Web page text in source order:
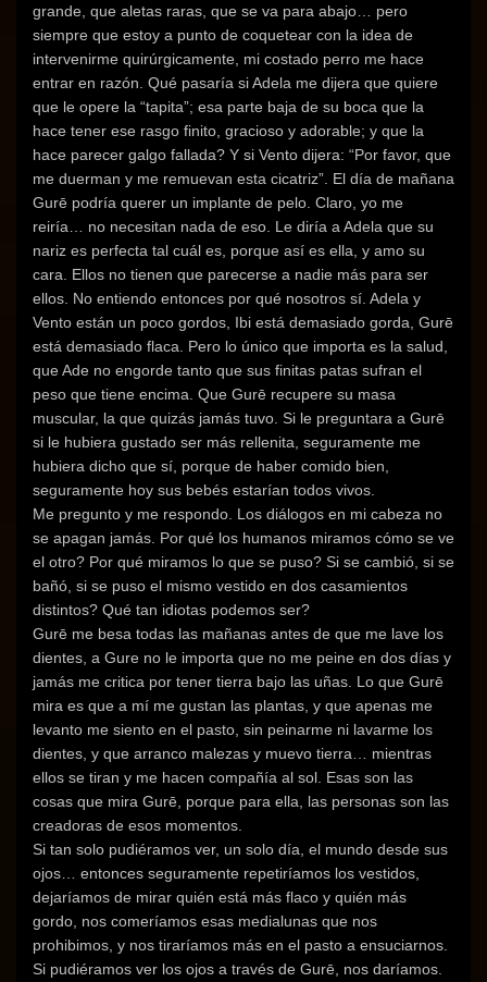
grande, que aletas raras, que se va para abajo… pero
siempre que estoy a punto de coquetear con la idea de
intervenirme quirúrgicamente, mi costado perro me hace
entrar en razón. Qué pasaría si Adela me dijera que quiere
que le opere la “tapita”; esa parte baja de su boca que la
hace tener ese rasgo finito, gracioso y adorable; y que la
hace parecer galgo fallada? Y si Vento dijera: “Por favor, que
me duerman y me remuevan esta cicatriz”. El día de mañana
Gurē podría querer un implante de pelo. Claro, yo me
reiría… no necesitan nada de eso. Le diría a Adela que su
nariz es perfecta tal cuál es, porque así es ella, y amo su
cara. Ellos no tienen que parecerse a nadie más para ser
ellos. No entiendo entonces por qué nosotros sí. Adela y
Vento están un poco gordos, Ibi está demasiado gorda, Gurē
está demasiado flaca. Pero lo único que importa es la salud,
que Ade no engorde tanto que sus finitas patas sufran el
peso que tiene encima. Que Gurē recupere su masa
muscular, la que quizás jamás tuvo. Si le preguntara a Gurē
si le hubiera gustado ser más rellenita, seguramente me
hubiera dicho que sí, porque de haber comido bien,
seguramente hoy sus bebés estarían todos vivos.
Me pregunto y me respondo. Los diálogos en mi cabeza no
se apagan jamás. Por qué los humanos miramos cómo se ve
el otro? Por qué miramos lo que se puso? Si se cambió, si se
bañó, si se puso el mismo vestido en dos casamientos
distintos? Qué tan idiotas podemos ser?
Gurē me besa todas las mañanas antes de que me lave los
dientes, a Gure no le importa que no me peine en dos días y
jamás me critica por tener tierra bajo las uñas. Lo que Gurē
mira es que a mí me gustan las plantas, y que apenas me
levanto me siento en el pasto, sin peinarme ni lavarme los
dientes, y que arranco malezas y muevo tierra… mientras
ellos se tiran y me hacen compañía al sol. Esas son las
cosas que mira Gurē, porque para ella, las personas son las
creadoras de esos momentos.
Si tan solo pudiéramos ver, un solo día, el mundo desde sus
ojos… entonces seguramente repetiríamos los vestidos,
dejaríamos de mirar quién está más flaco y quién más
gordo, nos comeríamos esas medialunas que nos
prohibimos, y nos tiraríamos más en el pasto a ensuciarnos.
Si pudiéramos ver los ojos a través de Gurē, nos daríamos.